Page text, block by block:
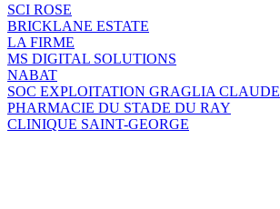
SCI ROSE
BRICKLANE ESTATE
LA FIRME
MS DIGITAL SOLUTIONS
NABAT
SOC EXPLOITATION GRAGLIA CLAUDE
PHARMACIE DU STADE DU RAY
CLINIQUE SAINT-GEORGE